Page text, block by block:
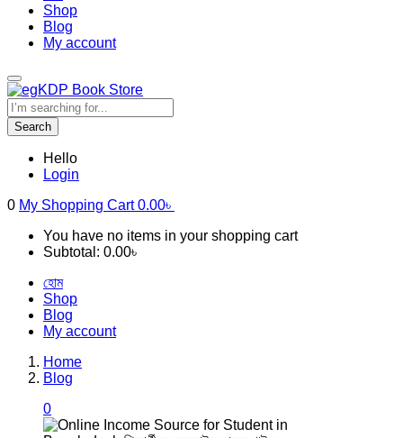
Shop
Blog
My account
Search
Hello
Login
0 My Shopping Cart0.00৳
You have no items in your shopping cart
Subtotal: 0.00৳
হোম
Shop
Blog
My account
Home
Blog
0